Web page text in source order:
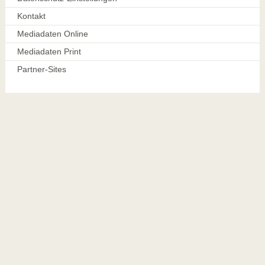
Kontakt
Mediadaten Online
Mediadaten Print
Partner-Sites